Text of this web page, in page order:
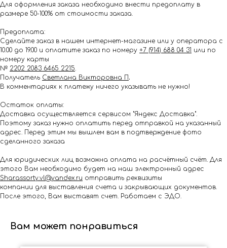
Для оформления заказа необходимо внести предоплату в
размере 50-100% от стоимости заказа.
Предоплата:
Сделайте заказ в нашем интернет-магазине или у оператора с
10.00 до 19.00 и оплатите заказ по номеру +7 (914) 688 04 31 или по
номеру карты
№ 2202 2083 6465 2215.
Получатель Светлана Викторовна П .
В комментариях к платежу ничего указывать не нужно!
Остаток оплаты:
Доставка осуществляется сервисом "Яндекс Доставка".
Поэтому заказ нужно оплатить перед отправкой на указанный
адрес. Перед этим мы вышлем вам в подтверждение фото
сделанного заказа
Для юридических лиц возможна оплата на расчётный счёт. Для
этого Вам необходимо будет на наш электронный адрес
Shar.assorty.vl@yandex.ru отправить реквизиты
компании для выставления счета и закрывающих документов.
После этого, Вам выставят счет. Работаем с ЭДО.
Вам может понравиться